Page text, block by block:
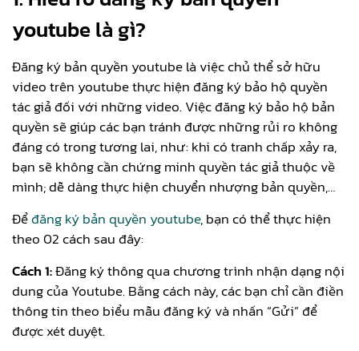
youtube là gì?
Đăng ký bản quyền youtube là việc chủ thể sở hữu
video trên youtube thực hiện đăng ký bảo hộ quyền
tác giả đối với những video. Việc đăng ký bảo hộ bản
quyền sẽ giúp các bạn tránh được những rủi ro không
đáng có trong tương lai, như: khi có tranh chấp xảy ra,
bạn sẽ không cần chứng minh quyền tác giả thuộc về
mình; dễ dàng thực hiện chuyển nhượng bản quyền,…
Đểđăng ký bản quyền youtube, bạn có thể thực hiện
theo 02 cách sau đây:
Cách 1:Đăng ký thông qua chương trình nhận dạng nội
dung của Youtube. Bằng cách này, các bạn chỉ cần điền
thông tin theo biểu mẫu đăng ký và nhấn “Gửi” để
được xét duyệt.